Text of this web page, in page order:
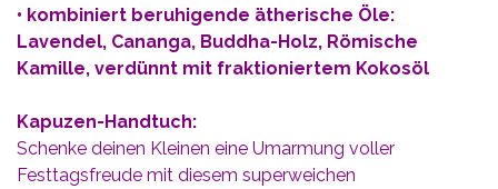
• kombiniert beruhigende ätherische Öle:
Lavendel, Cananga, Buddha-Holz, Römische
Kamille, verdünnt mit fraktioniertem Kokosöl
Kapuzen-Handtuch:
Schenke deinen Kleinen eine Umarmung voller
Festtagsfreude mit diesem superweichen